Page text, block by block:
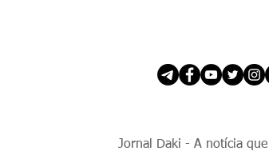
Jornal Daki - A notícia